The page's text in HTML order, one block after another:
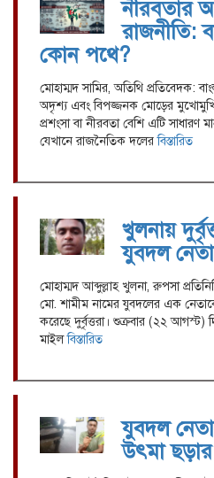
নীরবতার
রাজনীতি:
কোন পথে?
মোহাম্মদ সামির, অতিথি প্রতিবেদক:
অদৃশ্য এবং বিপজ্জনক মোড়ের
প্রশংসা বা নীরবতা বেশি এটি সাধারণ
যেখানে রাজনৈতিক দলেরবিস্তারিত
খুলনায়
যুবদল
মোহাম্মদ আব্দুল্লাহ খুলনা, রুপসা
মো. শামীম নামের যুবদলের এক
করেছে দুর্বৃত্তরা। শুক্রবার (২২ আগস্ট)
মাইলবিস্তারিত
যুবদল
উৎমা